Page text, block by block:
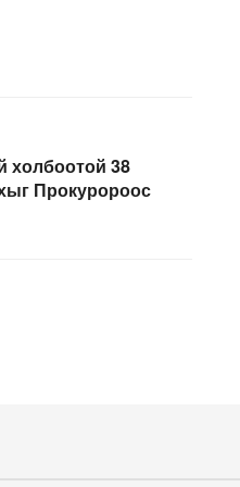
холбоотой 38
Прокуророос